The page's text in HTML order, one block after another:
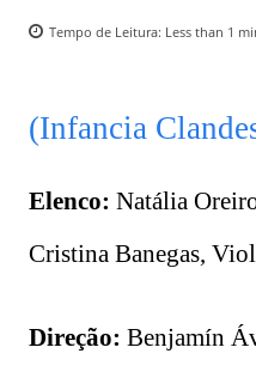
Tempo de Leitura: Less than 1
(Infancia
Elenco: Natália
Cristina Banegas,
Direção: Benjamín